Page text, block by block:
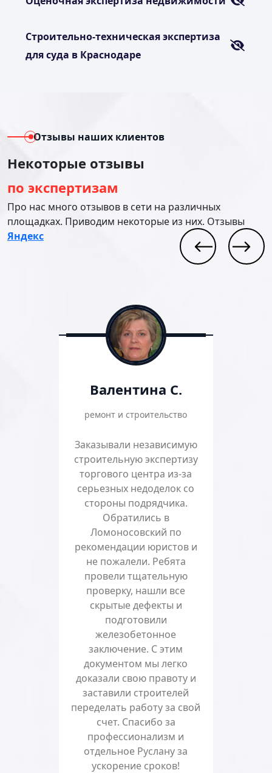
Строительно-техническая экспертиза
для суда в Краснодаре
Отзывы наших клиентов
Некоторые отзывы
по экспертизам
Про нас много отзывов в сети на различных
площадках. Приводим некоторые из них. Отзывы
Яндекс
Валентина С.
ремонт и строительство
Заказывали независимую
строительную экспертизу
торгового центра из-за
серьезных недоделок со
стороны подрядчика.
Обратились в
Ломоносовский по
рекомендации юристов и
не пожалели. Ребята
провели тщательную
проверку, нашли все
скрытые дефекты и
подготовили
железобетонное
заключение. С этим
документом мы легко
доказали свою правоту и
заставили строителей
переделать работу за свой
счет. Спасибо за
профессионализм и
отдельное Руслану за
ускорение сроков!